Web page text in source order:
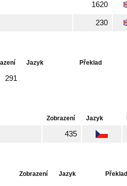
1620
230
Jazyk Překlad
291
Zobrazení Jazyk
435
Zobrazení Jazyk Překlad